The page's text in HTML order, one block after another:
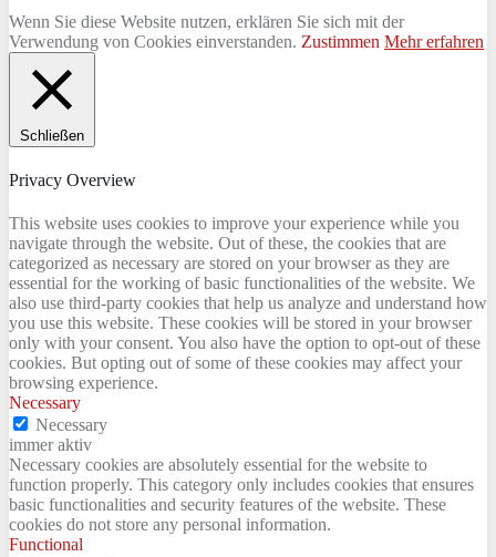
Wenn Sie diese Website nutzen, erklären Sie sich mit der
Verwendung von Cookies einverstanden. Zustimmen Mehr erfahren
Schließen
Privacy Overview
This website uses cookies to improve your experience while you
navigate through the website. Out of these, the cookies that are
categorized as necessary are stored on your browser as they are
essential for the working of basic functionalities of the website. We
also use third-party cookies that help us analyze and understand how
you use this website. These cookies will be stored in your browser
only with your consent. You also have the option to opt-out of these
cookies. But opting out of some of these cookies may affect your
browsing experience.
Necessary
Necessary
immer aktiv
Necessary cookies are absolutely essential for the website to
function properly. This category only includes cookies that ensures
basic functionalities and security features of the website. These
cookies do not store any personal information.
Functional